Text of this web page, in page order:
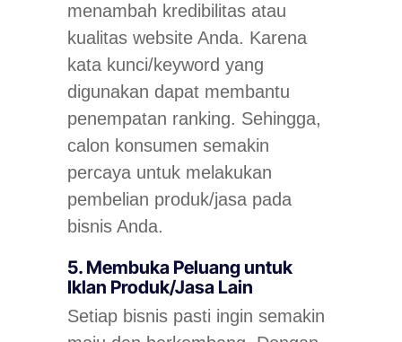
menambah kredibilitas atau
kualitas website Anda. Karena
kata kunci/keyword yang
digunakan dapat membantu
penempatan ranking. Sehingga,
calon konsumen semakin
percaya untuk melakukan
pembelian produk/jasa pada
bisnis Anda.
5. Membuka Peluang untuk
Iklan Produk/Jasa Lain
Setiap bisnis pasti ingin semakin